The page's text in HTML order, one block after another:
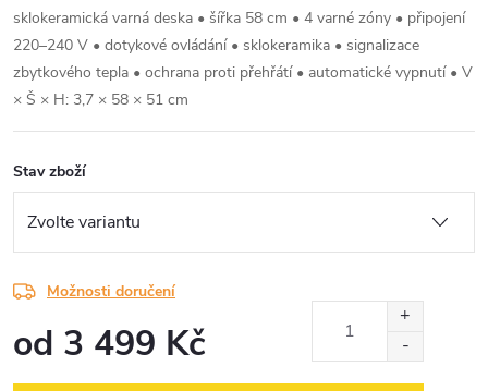
sklokeramická varná deska • šířka 58 cm • 4 varné zóny • připojení
220–240 V • dotykové ovládání • sklokeramika • signalizace
zbytkového tepla • ochrana proti přehřátí • automatické vypnutí • V
× Š × H: 3,7 × 58 × 51 cm
Stav zboží
Možnosti doručení
od 3 499 Kč